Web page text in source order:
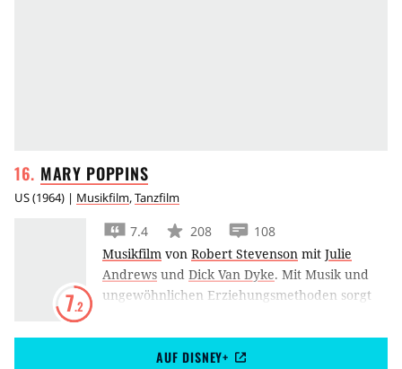
MARY POPPINS
US(1964) | Musikfilm,Tanzfilm
7.2
7.4 208
108
Musikfilm von Robert Stevenson mit Julie
Andrews und Dick Van Dyke. Mit Musik und
ungewöhnlichen Erziehungsmethoden sorgt
Filmklassiker von Robert Stevenson für
Ordnung im Haushalt der Familie Banks.
AUF DISNEY+